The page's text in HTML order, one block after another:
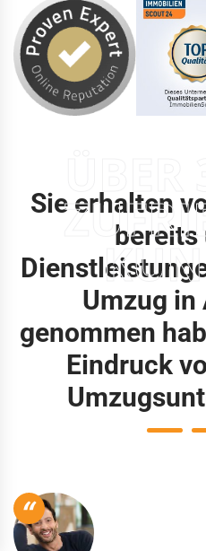
Sie erhalten
bereits
Umzug in
genommen
Eindruck
“